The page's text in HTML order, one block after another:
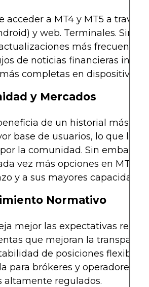
acceder a MT4 y MT5 a través
y web. Terminales. Sin
más frecuentes
de noticias financieras
completas en dispositivos
y Mercados
de un historial más
base de usuarios, lo que la
la comunidad. Sin
vez más opciones en MT5,
y a sus mayores capacidades
Normativo
mejor las expectativas
que mejoran la
de posiciones flexible.
para brókeres y operadores
altamente regulados.